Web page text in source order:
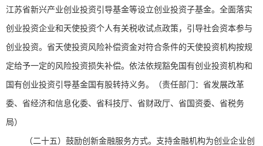
江苏省新兴产业创业投资引导基金等设立创业投资子基金。全面落实
创业投资企业和天使投资个人有关税收试点政策，引导社会资本参与
创业投资。省天使投资风险补偿资金对符合条件的天使投资机构按规
定给予一定的风险投资损失补偿。依法依规豁免国有创业投资机构和
国有创业投资引导基金国有股转持义务。（责任部门：省发展改革
委、省经济和信息化委、省科技厅、省财政厅、省国资委、省税务
局）
（二十五）鼓励创新金融服务方式。支持金融机构为创业企业创